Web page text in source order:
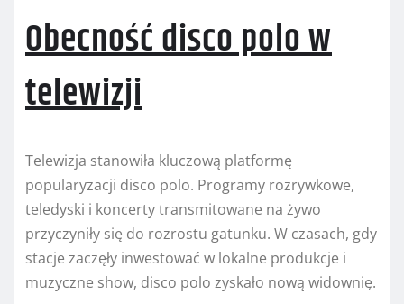
Obecność disco polo w
telewizji
Telewizja stanowiła kluczową platformę
popularyzacji disco polo. Programy rozrywkowe,
teledyski i koncerty transmitowane na żywo
przyczyniły się do rozrostu gatunku. W czasach, gdy
stacje zaczęły inwestować w lokalne produkcje i
muzyczne show, disco polo zyskało nową widownię.